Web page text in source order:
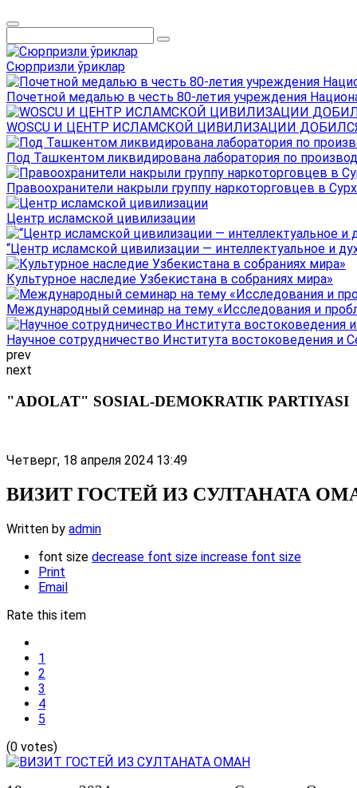
Сюрпризли ўриклар
Почетной медалью в честь 80-летия учреждения
WOSCU И ЦЕНТР ИСЛАМСКОЙ ЦИВИЛИЗАЦИИ
Под Ташкентом ликвидирована лаборатория по
Правоохранители накрыли группу наркоторговцев в
Центр исламской цивилизации
“Центр исламской цивилизации — интеллектуальное и
Культурное наследие Узбекистана в собраниях мира»
Международный семинар на тему «Исследования и
Научное сотрудничество Института востоковедения и
prev
next
"ADOLAT" SOSIAL-DEMOKRATIK PARTIYASI
Четверг, 18 апреля 2024 13:49
ВИЗИТ ГОСТЕЙ ИЗ СУЛТАНАТА
Written by admin
font size decrease font size increase font size
Print
Email
Rate this item
1
2
3
4
5
(0 votes)